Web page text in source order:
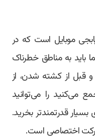
موبایل است که در
باید به مناطق خطرناک
قبل از کشته شدن، از
می‌کنید را می‌توانید
قدرتمندتر بخرید.
اختصاصی است.